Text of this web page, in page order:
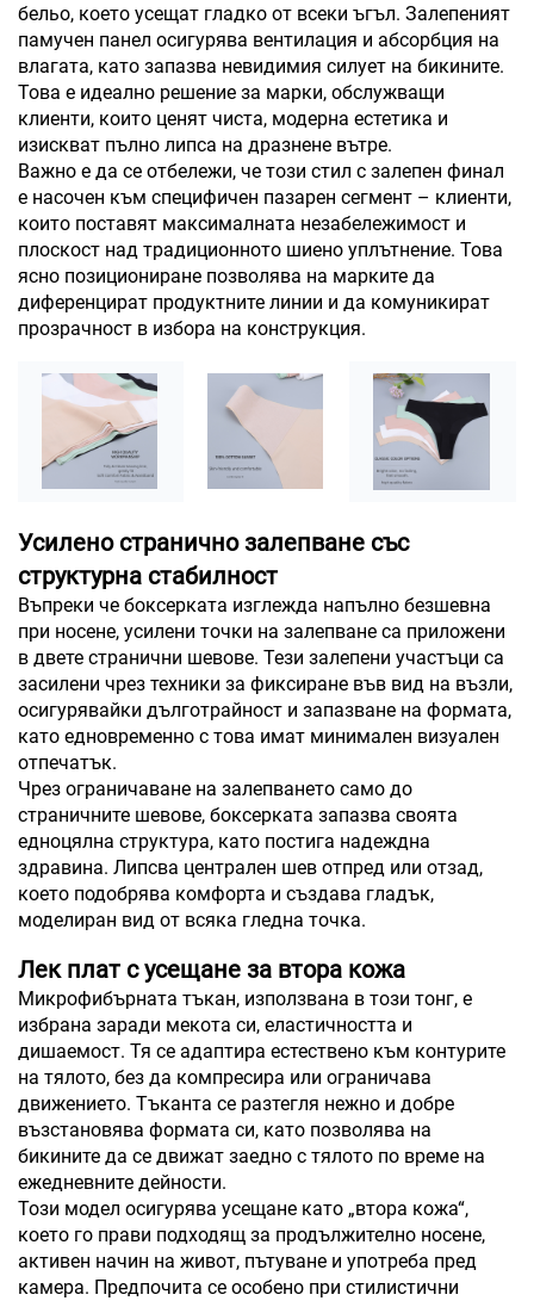
бельо, което усещат гладко от всеки ъгъл. Залепеният
памучен панел осигурява вентилация и абсорбция на
влагата, като запазва невидимия силует на бикините.
Това е идеално решение за марки, обслужващи
клиенти, които ценят чиста, модерна естетика и
изискват пълно липса на дразнене вътре.
Важно е да се отбележи, че този стил с залепен финал
е насочен към специфичен пазарен сегмент – клиенти,
които поставят максималната незабележимост и
плоскост над традиционното шиено уплътнение. Това
ясно позициониране позволява на марките да
диференцират продуктните линии и да комуникират
прозрачност в избора на конструкция.
Усилено странично залепване със
структурна стабилност
Въпреки че боксерката изглежда напълно безшевна
при носене, усилени точки на залепване са приложени
в двете странични шевове. Тези залепени участъци са
засилени чрез техники за фиксиране във вид на възли,
осигурявайки дълготрайност и запазване на формата,
като едновременно с това имат минимален визуален
отпечатък.
Чрез ограничаване на залепването само до
страничните шевове, боксерката запазва своята
едноцялна структура, като постига надеждна
здравина. Липсва централен шев отпред или отзад,
което подобрява комфорта и създава гладък,
моделиран вид от всяка гледна точка.
Лек плат с усещане за втора кожа
Микрофибърната тъкан, използвана в този тонг, е
избрана заради мекота си, еластичността и
дишаемост. Тя се адаптира естествено към контурите
на тялото, без да компресира или ограничава
движението. Тъканта се разтегля нежно и добре
възстановява формата си, като позволява на
бикините да се движат заедно с тялото по време на
ежедневните дейности.
Този модел осигурява усещане като „втора кожа“,
което го прави подходящ за продължително носене,
активен начин на живот, пътуване и употреба пред
камера. Предпочита се особено при стилистични